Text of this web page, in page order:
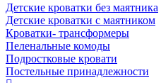
Детские кроватки без маятника
Детские кроватки с маятником
Кроватки- трансформеры
Пеленальные комоды
Подростковые кровати
Постельные принадлежности